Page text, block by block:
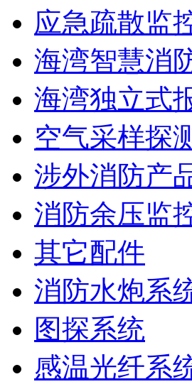
应急疏散监
海湾智慧消
海湾独立式
空气采样探
涉外消防产
消防余压监
其它配件
消防水炮系
图探系统
感温光纤系